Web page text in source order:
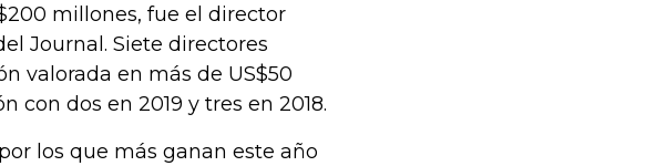
millones, fue el director
Journal. Siete directores
valorada en más de US$50
con dos en 2019 y tres en 2018.
los que más ganan este año